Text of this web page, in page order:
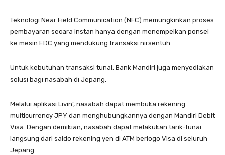
Teknologi Near Field Communication (NFC) memungkinkan proses
pembayaran secara instan hanya dengan menempelkan ponsel
ke mesin EDC yang mendukung transaksi nirsentuh.
Untuk kebutuhan transaksi tunai, Bank Mandiri juga menyediakan
solusi bagi nasabah di Jepang.
Melalui aplikasi Livin’, nasabah dapat membuka rekening
multicurrency JPY dan menghubungkannya dengan Mandiri Debit
Visa. Dengan demikian, nasabah dapat melakukan tarik-tunai
langsung dari saldo rekening yen di ATM berlogo Visa di seluruh
Jepang.